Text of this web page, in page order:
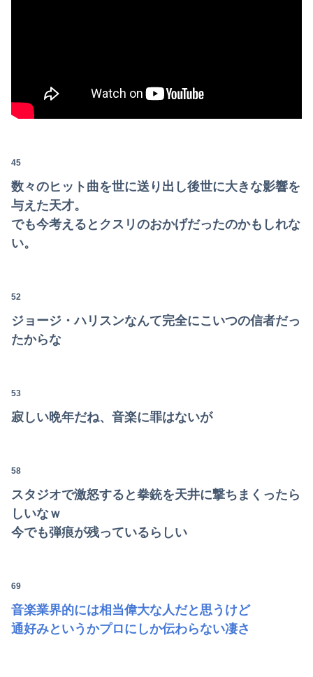
45
数々のヒット曲を世に送り出し後世に大きな影響を
与えた天才。
でも今考えるとクスリのおかげだったのかもしれな
い。
52
ジョージ・ハリスンなんて完全にこいつの信者だっ
たからな
53
寂しい晩年だね、音楽に罪はないが
58
スタジオで激怒すると拳銃を天井に撃ちまくったら
しいなｗ
今でも弾痕が残っているらしい
69
音楽業界的には相当偉大な人だと思うけど
通好みというかプロにしか伝わらない凄さ